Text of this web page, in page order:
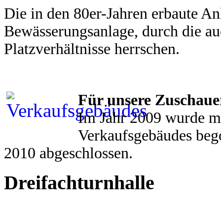
Die in den 80er-Jahren erbaute
Bewässerungsanlage, durch die
Platzverhältnisse herrschen.
Für unsere
Im Jahr 2009 wurde
Verkaufsgebäudes
2010 abgeschlossen.
Dreifachturnhalle